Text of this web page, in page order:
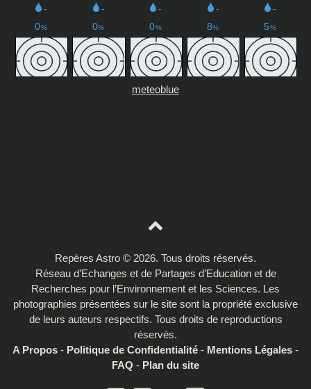
meteoblue
Repères Astro © 2026. Tous droits réservés.
Réseau d’Echanges et de Partages d’Education et de
Recherches pour l’Environnement et les Sciences. Les
photographies présentées sur le site sont la propriété exclusive
de leurs auteurs respectifs. Tous droits de reproductions
réservés.
A Propos - Politique de Confidentialité - Mentions Légales -
FAQ - Plan du site